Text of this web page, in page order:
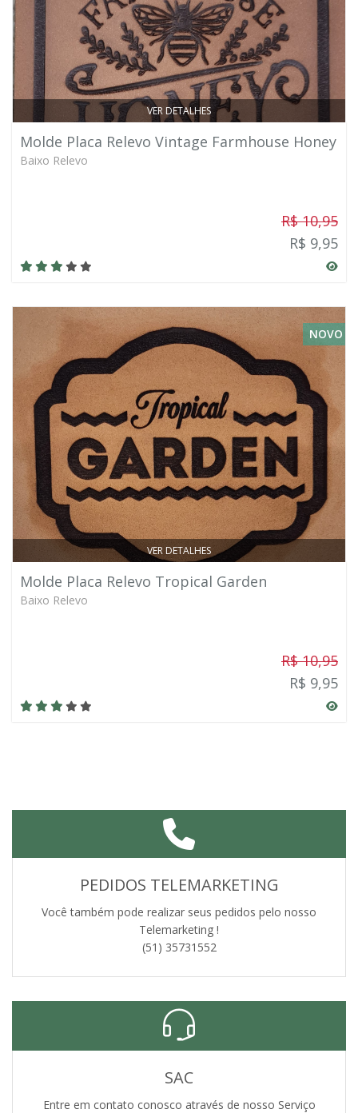
VER DETALHES
Molde Placa Relevo Vintage Farmhouse Honey
Baixo Relevo
R$ 10,95
R$ 9,95
VER DETALHES
NOVO
Molde Placa Relevo Tropical Garden
Baixo Relevo
R$ 10,95
R$ 9,95
PEDIDOS TELEMARKETING
Você também pode realizar seus pedidos pelo nosso
Telemarketing !
(51) 35731552
SAC
Entre em contato conosco através de nosso Serviço